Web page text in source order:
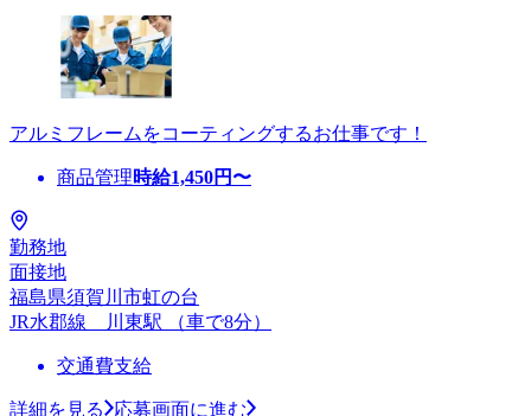
アルミフレームをコーティングするお仕事です！
商品管理時給1,450円〜
勤務地
面接地
福島県須賀川市虹の台
JR水郡線 川東駅 （車で8分）
交通費支給
詳細を見る 応募画面に進む